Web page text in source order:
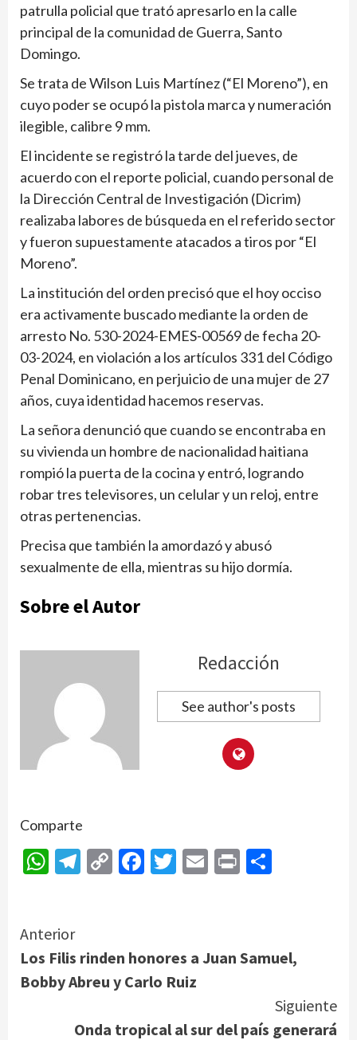
patrulla policial que trató apresarlo en la calle
principal de la comunidad de Guerra, Santo
Domingo.
Se trata de Wilson Luis Martínez (“El Moreno”), en
cuyo poder se ocupó la pistola marca y numeración
ilegible, calibre 9 mm.
El incidente se registró la tarde del jueves, de
acuerdo con el reporte policial, cuando personal de
la Dirección Central de Investigación (Dicrim)
realizaba labores de búsqueda en el referido sector
y fueron supuestamente atacados a tiros por “El
Moreno”.
La institución del orden precisó que el hoy occiso
era activamente buscado mediante la orden de
arresto No. 530-2024-EMES-00569 de fecha 20-
03-2024, en violación a los artículos 331 del Código
Penal Dominicano, en perjuicio de una mujer de 27
años, cuya identidad hacemos reservas.
La señora denunció que cuando se encontraba en
su vivienda un hombre de nacionalidad haitiana
rompió la puerta de la cocina y entró, logrando
robar tres televisores, un celular y un reloj, entre
otras pertenencias.
Precisa que también la amordazó y abusó
sexualmente de ella, mientras su hijo dormía.
Sobre el Autor
Redacción
See author's posts
Comparte
WhatsApp
Telegram
CopyFacebook
Twitter
Email
Print
Continue
Reading
Anterior
Los Filis rinden honores a Juan Samuel,
Bobby Abreu y Carlo Ruiz
Siguiente
Onda tropical al sur del país generará